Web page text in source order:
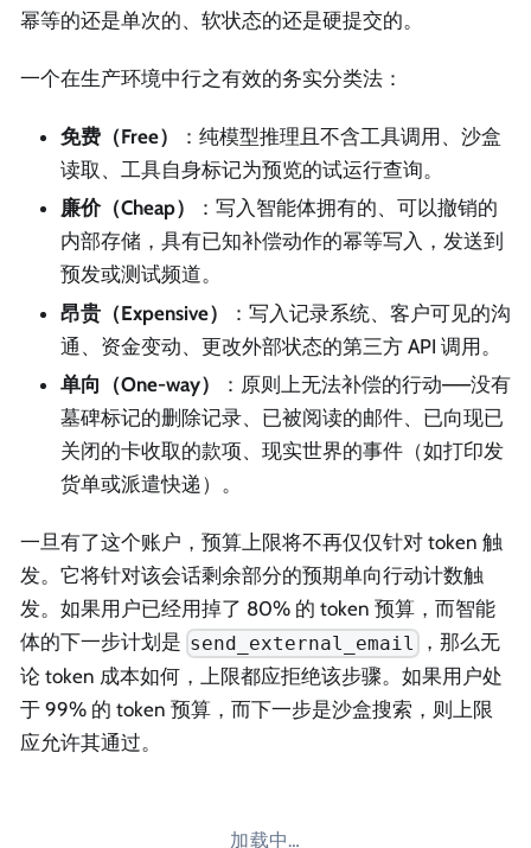
幂等的还是单次的、软状态的还是硬提交的。
一个在生产环境中行之有效的务实分类法：
免费（Free）
：纯模型推理且不含工具调用、沙盒
读取、工具自身标记为预览的试运行查询。
廉价（Cheap）
：写入智能体拥有的、可以撤销的
内部存储，具有已知补偿动作的幂等写入，发送到
预发或测试频道。
昂贵（Expensive）
：写入记录系统、客户可见的沟
通、资金变动、更改外部状态的第三方 API 调用。
单向（One-way）
：原则上无法补偿的行动——没有
墓碑标记的删除记录、已被阅读的邮件、已向现已
关闭的卡收取的款项、现实世界的事件（如打印发
货单或派遣快递）。
一旦有了这个账户，预算上限将不再仅仅针对 token 触
发。它将针对该会话剩余部分的预期单向行动计数触
发。如果用户已经用掉了 80% 的 token 预算，而智能
体的下一步计划是 send_external_email
，那么无
论 token 成本如何，上限都应拒绝该步骤。如果用户处
于 99% 的 token 预算，而下一步是沙盒搜索，则上限
应允许其通过。
加载中…